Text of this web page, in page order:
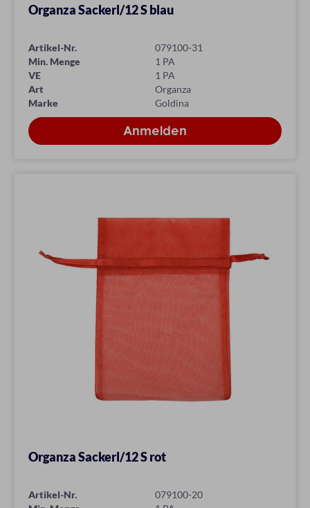
Organza Sackerl/12 S blau
Artikel-Nr.
079100-31
Min. Menge
1 PA
VE
1 PA
Art
Organza
Marke
Goldina
Organza Sackerl/12 S rot
Artikel-Nr.
079100-20